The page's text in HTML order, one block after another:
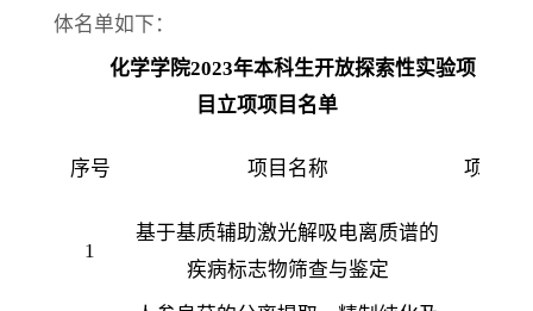
体名单如下：
化学学院2023年本科生开放探索性实验项
目立项项目名单
序号 项目名称 项目负
1
基于基质辅助激光解吸电离质谱的
疾病标志物筛查与鉴定